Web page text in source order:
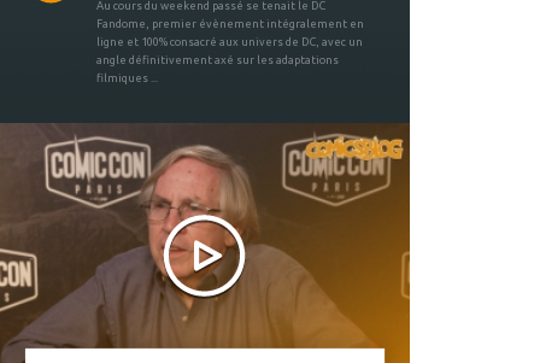
Au cours du weekend passé se tenait le DC
Fandome, premier évènement intégralement en
ligne et 100% consacré aux univers de DC, avec un
angle définitivement axé sur les adaptations
filmiques ...